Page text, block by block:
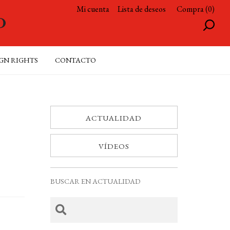
Mi cuenta Lista de deseos Compra (0)
RIGHTS CONTACTO
ACTUALIDAD
VÍDEOS
BUSCAR EN ACTUALIDAD